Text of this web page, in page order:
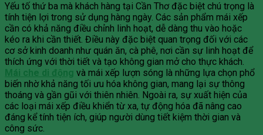
Yếu tố thứ ba mà khách hàng tại Cần Thơ đặc biệt chú trọng là
tính tiện lợi trong sử dụng hàng ngày. Các sản phẩm mái xếp
cần có khả năng điều chỉnh linh hoạt, dễ dàng thu vào hoặc
kéo ra khi cần thiết. Điều này đặc biệt quan trọng đối với các
cơ sở kinh doanh như quán ăn, cà phê, nơi cần sự linh hoạt để
thích ứng với thời tiết và tạo không gian mở cho thực khách.
Mái che di động và mái xếp lượn sóng là những lựa chọn phổ
biến nhờ khả năng tối ưu hóa không gian, mang lại sự thông
thoáng và gần gũi với thiên nhiên. Ngoài ra, sự xuất hiện của
các loại mái xếp điều khiển từ xa, tự động hóa đã nâng cao
đáng kể tính tiện ích, giúp người dùng tiết kiệm thời gian và
công sức.